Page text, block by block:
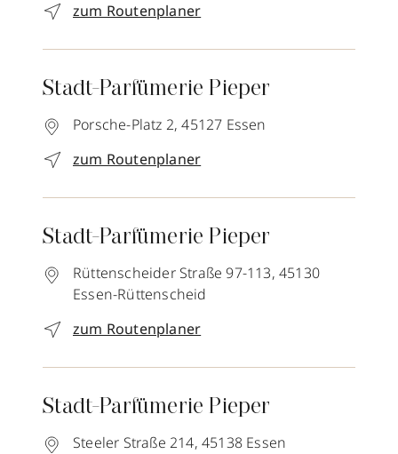
zum Routenplaner
Stadt-Parfümerie Pieper
Porsche-Platz 2, 45127 Essen
zum Routenplaner
Stadt-Parfümerie Pieper
Rüttenscheider Straße 97-113, 45130
Essen-Rüttenscheid
zum Routenplaner
Stadt-Parfümerie Pieper
Steeler Straße 214, 45138 Essen